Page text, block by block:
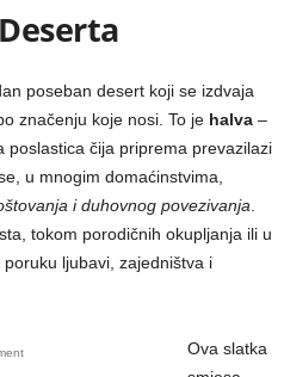
poseban desert koji se izdvaja
značenju koje nosi. To je halva –
poslastica čija priprema prevazilazi
u mnogim domaćinstvima,
i duhovnog povezivanja
tokom porodičnih okupljanja ili u
ljubavi, zajedništva i
Ova slatka